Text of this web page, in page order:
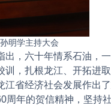
孙明学主持大会
六十年情系石油，
，扎根龙江、开拓进
省经济社会发展作出
年的贺信精神，坚持